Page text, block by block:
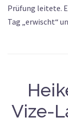
Prüfung leitete.
Tag „erwischt“
Vize-